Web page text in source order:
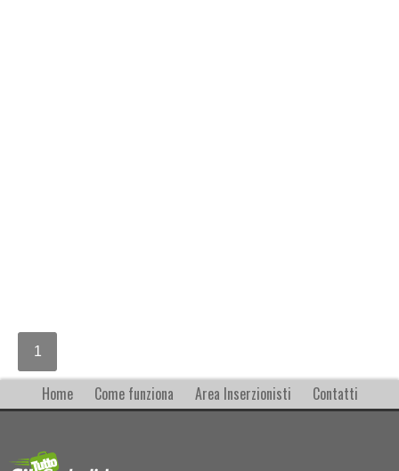
1
Home Come funziona Area Inserzionisti Contatti